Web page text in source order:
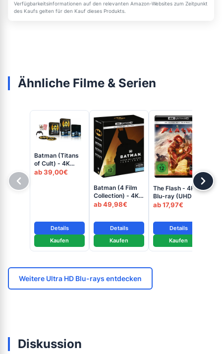
Verfügbarkeitsinformationen auf den relevanten Amazon-Websites zum Zeitpunkt
des Kaufs gelten für den Kauf dieses Produkts.
Ähnliche Filme & Serien
Batman (Titans
of Cult) - 4K
Steelbook (UHD
ab 39,00€
Details
Kaufen
Batman (4 Film
Collection) - 4K
Blu-ray (UHD +
ab 49,98€
Details
Kaufen
The Flash - 4K
Blu-ray (UHD +
Blu-ray Disc)
ab 17,97€
Details
Kaufen
Weitere Ultra HD Blu-rays entdecken
Diskussion